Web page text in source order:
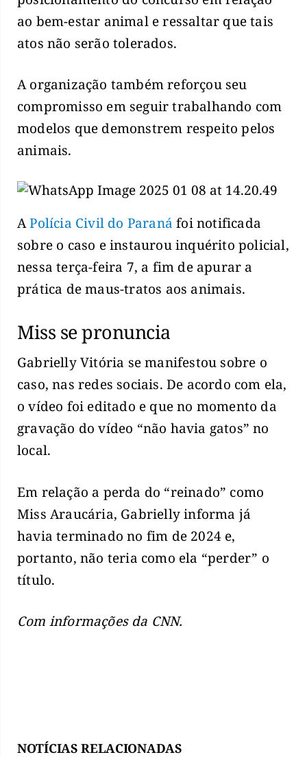
ao bem-estar animal e ressaltar que tais
atos não serão tolerados.
A organização também reforçou seu
compromisso em seguir trabalhando com
modelos que demonstrem respeito pelos
animais.
APolícia Civil do Paraná foi notificada
sobre o caso e instaurou inquérito policial,
nessa terça-feira 7, a fim de apurar a
prática de maus-tratos aos animais.
Miss se pronuncia
Gabrielly Vitória se manifestou sobre o
caso, nas redes sociais. De acordo com ela,
o vídeo foi editado e que no momento da
gravação do vídeo “não havia gatos” no
local.
Em relação a perda do “reinado” como
Miss Araucária, Gabrielly informa já
havia terminado no fim de 2024 e,
portanto, não teria como ela “perder” o
título.
Com informações da CNN.
NOTÍCIAS RELACIONADAS